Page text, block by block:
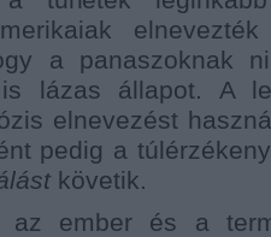
a panaszoknak
lázas állapot. A
elnevezést
pedig a
követik.
ember és a